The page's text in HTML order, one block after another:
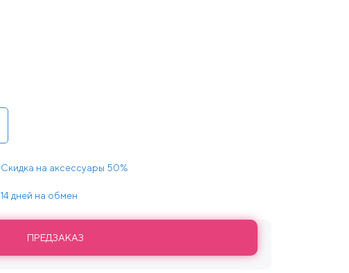
Скидка на аксессуары 50%
14 дней на обмен
ПРЕДЗАКАЗ